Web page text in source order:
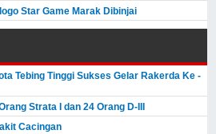
Star Game Marak Dibinjai
Tebing Tinggi Sukses Gelar Rakerda Ke -
Strata I dan 24 Orang D-III
Cacingan